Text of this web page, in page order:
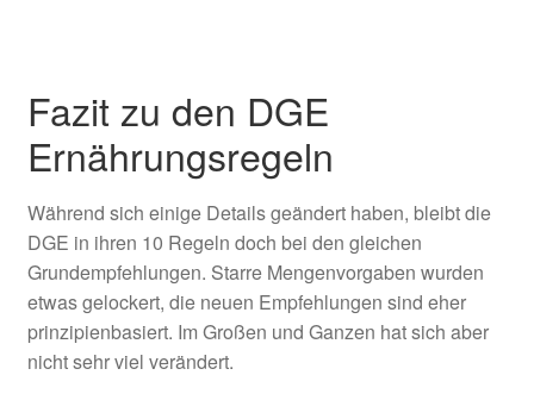
Fazit zu den DGE
Ernährungsregeln
Während sich einige Details geändert haben, bleibt die
DGE in ihren 10 Regeln doch bei den gleichen
Grundempfehlungen. Starre Mengenvorgaben wurden
etwas gelockert, die neuen Empfehlungen sind eher
prinzipienbasiert. Im Großen und Ganzen hat sich aber
nicht sehr viel verändert.